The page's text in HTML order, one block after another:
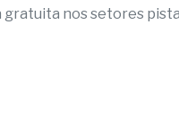
gratuita nos setores